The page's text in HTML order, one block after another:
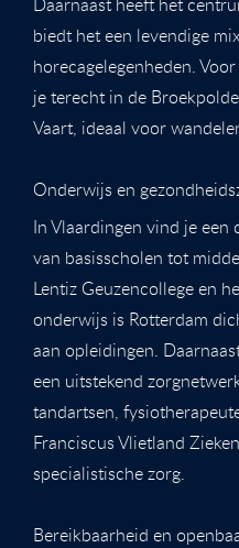
biedt het een levendige
horecagelegenheden.
je terecht in de
Vaart, ideaal voor
Onderwijs en
In Vlaardingen vind je een
van basisscholen tot
Lentiz Geuzencollege en
onderwijs is Rotterdam
aan opleidingen.
een uitstekend
tandartsen,
Franciscus Vlietland
specialistische zorg.
Bereikbaarheid en